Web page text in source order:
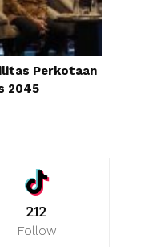
Perkotaan
2045
212
Follow